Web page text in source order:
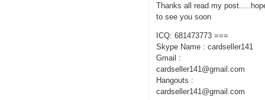
Thanks all read my
to see you soon
ICQ: 681473773 ===
Skype Name : cardseller141
Gmail :
cardseller141@gmail.com
Hangouts :
cardseller141@gmail.com